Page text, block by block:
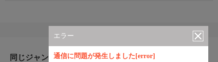
エラー
通信に問題が発生しました[error]
同じジャンルのおすすめ番組